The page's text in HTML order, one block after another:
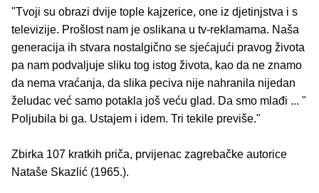
"Tvoji su obrazi dvije tople kajzerice, one iz djetinjstva i s
televizije. Prošlost nam je oslikana u tv-reklamama. Naša
generacija ih stvara nostalgično se sjećajući pravog života
pa nam podvaljuje sliku tog istog života, kao da ne znamo
da nema vraćanja, da slika peciva nije nahranila nijedan
želudac već samo potakla još veću glad. Da smo mlađi ... "
Poljubila bi ga. Ustajem i idem. Tri tekile previše."
Zbirka 107 kratkih priča, prvijenac zagrebačke autorice
Nataše Skazlić (1965.).